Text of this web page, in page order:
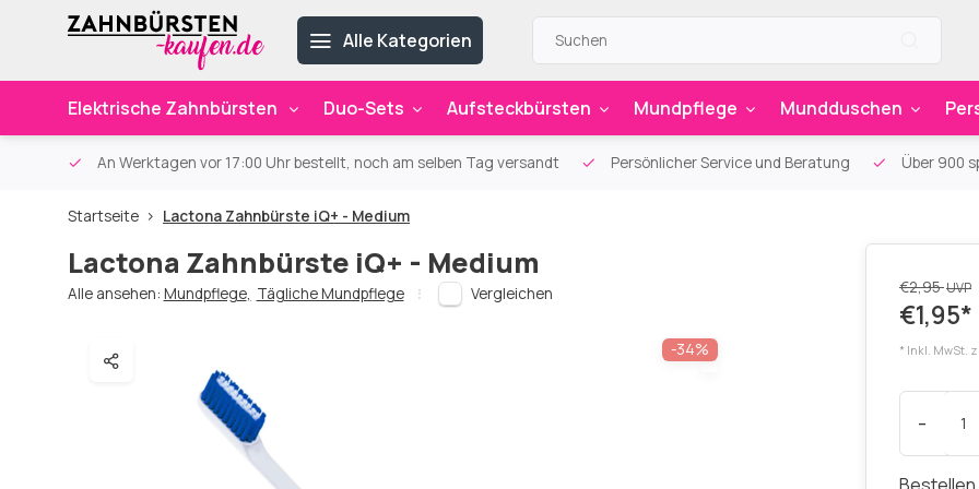
Alle Kategorien
Elektrische Zahnbürsten Duo-Sets Aufsteckbürsten Mundpflege Mundduschen
An Werktagen vor 17:00 Uhr bestellt, noch am selben Tag versandt Persönlicher Service und Beratung Über 900
Startseite Lactona Zahnbürste iQ+ - Medium
Lactona Zahnbürste iQ+ - Medium
Alle ansehen: Mundpflege, Tägliche Mundpflege Vergleichen
-34%
€2,95UVP
€1,95*
* Inkl. MwSt.
-